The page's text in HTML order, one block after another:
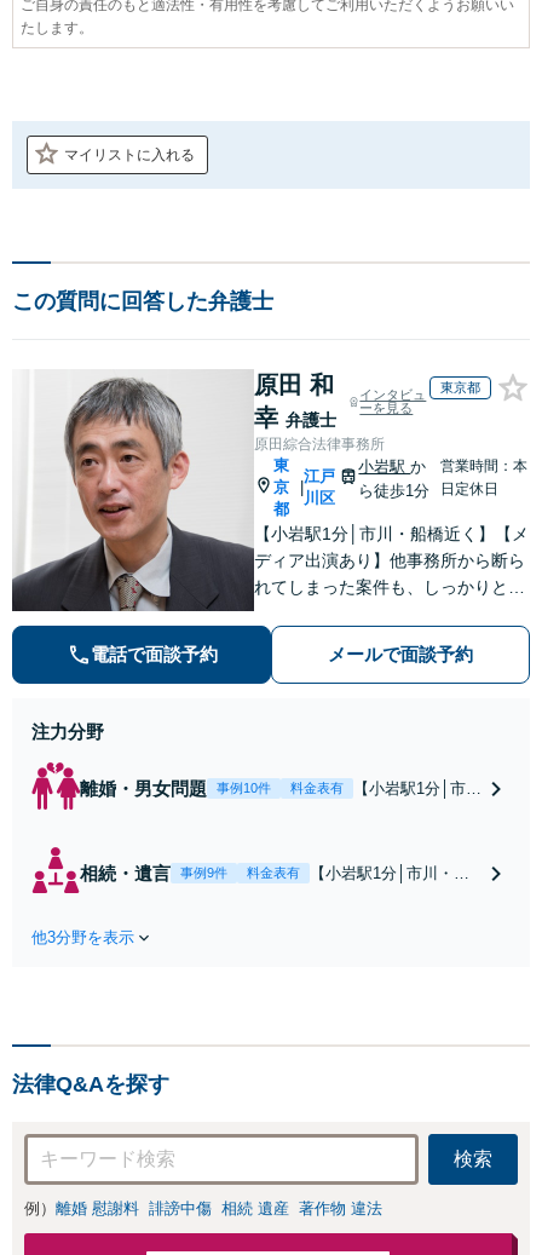
ご自身の責任のもと適法性・有用性を考慮してご利用いただくようお願いい
たします。
マイリストに入れる
この質問に回答した弁護士
原田 和
幸 弁護士
インタビュ
ーを見る
東京都
原田綜合法律事務所
東
京
都
|
江戸
川区
小岩駅か
ら徒歩1分
営業時間：本
日定休日
【小岩駅1分│市川・船橋近く】【メ
ディア出演あり】他事務所から断ら
れてしまった案件も、しっかりと面
【解決実績約1000件】豊富な離婚調
停・裁判実績あり【不動産業界出
電話で面談予約 メールで面談予約
注力分野
離婚・男女問題 事例10件 料金表有
【小岩駅1分│市
回避、裁判提起前
の和解、子の認知
相続・遺言 事例9件 料金表有
【小岩駅1分│市川・船
しい地域の皆さまも、
休日対応可】
他3分野を表示
法律Q&Aを探す
検索
例） 離婚 慰謝料 誹謗中傷 相続 遺産 著作物 違法